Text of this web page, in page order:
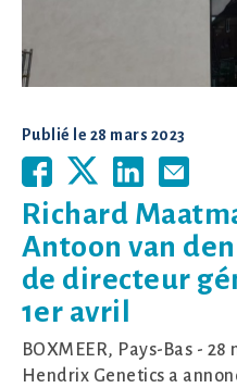
Publié le 28 mars 2023
Richard
Antoon van
de directeur
1er avril
BOXMEER, Pays-Bas - 28
Hendrix Genetics a